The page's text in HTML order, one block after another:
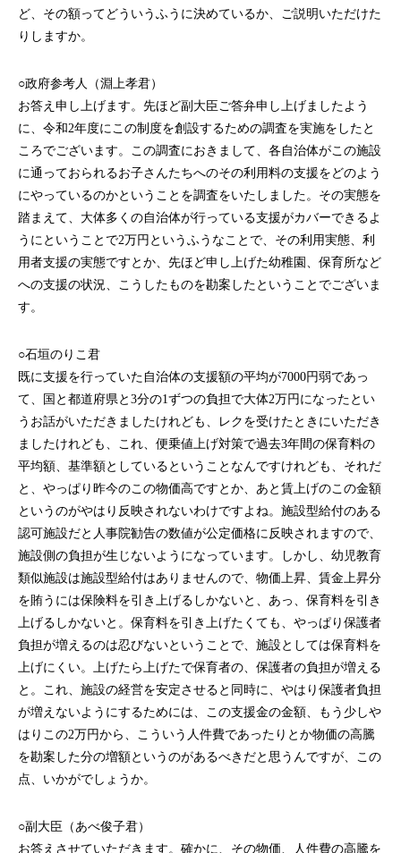
ど、その額ってどういうふうに決めているか、ご説明いただけた
りしますか。
○政府参考人（淵上孝君）
お答え申し上げます。先ほど副大臣ご答弁申し上げましたよう
に、令和2年度にこの制度を創設するための調査を実施をしたと
ころでございます。この調査におきまして、各自治体がこの施設
に通っておられるお子さんたちへのその利用料の支援をどのよう
にやっているのかということを調査をいたしました。その実態を
踏まえて、大体多くの自治体が行っている支援がカバーできるよ
うにということで2万円というふうなことで、その利用実態、利
用者支援の実態ですとか、先ほど申し上げた幼稚園、保育所など
への支援の状況、こうしたものを勘案したということでございま
す。
○石垣のりこ君
既に支援を行っていた自治体の支援額の平均が7000円弱であっ
て、国と都道府県と3分の1ずつの負担で大体2万円になったとい
うお話がいただきましたけれども、レクを受けたときにいただき
ましたけれども、これ、便乗値上げ対策で過去3年間の保育料の
平均額、基準額としているということなんですけれども、それだ
と、やっぱり昨今のこの物価高ですとか、あと賃上げのこの金額
というのがやはり反映されないわけですよね。施設型給付のある
認可施設だと人事院勧告の数値が公定価格に反映されますので、
施設側の負担が生じないようになっています。しかし、幼児教育
類似施設は施設型給付はありませんので、物価上昇、賃金上昇分
を賄うには保険料を引き上げるしかないと、あっ、保育料を引き
上げるしかないと。保育料を引き上げたくても、やっぱり保護者
負担が増えるのは忍びないということで、施設としては保育料を
上げにくい。上げたら上げたで保育者の、保護者の負担が増える
と。これ、施設の経営を安定させると同時に、やはり保護者負担
が増えないようにするためには、この支援金の金額、もう少しや
はりこの2万円から、こういう人件費であったりとか物価の高騰
を勘案した分の増額というのがあるべきだと思うんですが、この
点、いかがでしょうか。
○副大臣（あべ俊子君）
お答えさせていただきます。確かに、その物価、人件費の高騰を